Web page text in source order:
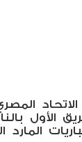
الأول
المارد